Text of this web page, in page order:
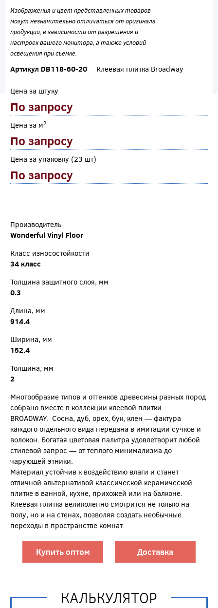
Изображения и цвет представленных товаров
могут незначительно отличаться от оригинала
продукции, в зависимости от разрешения и
настроек вашего монитора, а также условий
освещения при съемке.
Артикул DB118-60-20 Клеевая плитка Broadway
Цена за штуку
По запросу
Цена за м2
По запросу
Цена за упаковку (23 шт)
По запросу
Производитель
Wonderful Vinyl Floor
Класс износостойкости
34 класс
Толщина защитного слоя, мм
0.3
Длина, мм
914.4
Ширина, мм
152.4
Толщина, мм
2
Многообразие типов и оттенков древесины разных пород
собрано вместе в коллекции клеевой плитки
BROADWAY. Сосна, дуб, орех, бук, клен — фактура
каждого отдельного вида передана в имитации сучков и
волокон. Богатая цветовая палитра удовлетворит любой
стилевой запрос — от теплого минимализма до
чарующей этники.
Материал устойчив к воздействию влаги и станет
отличной альтернативой классической керамической
плитке в ванной, кухне, прихожей или на балконе.
Клеевая плитка великолепно смотрится не только на
полу, но и на стенах, позволяя создать необычные
переходы в пространстве комнат.
Купить оптом Доставка
КАЛЬКУЛЯТОР